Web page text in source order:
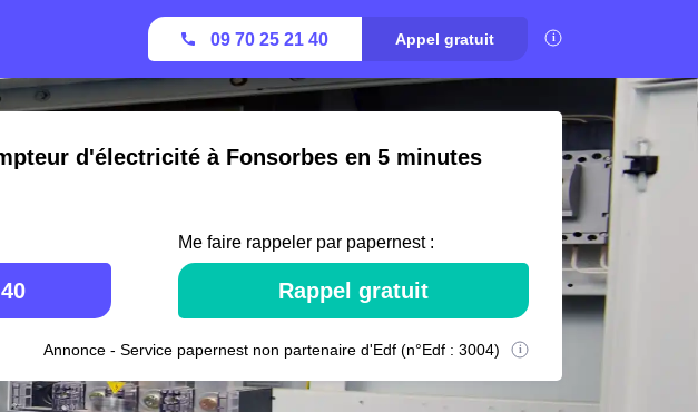
09 70 25 21 40 Appel gratuit
d'électricité à Fonsorbes en 5 minutes
Me faire rappeler par papernest :
Rappel gratuit
Annonce - Service papernest non partenaire d'Edf (n°Edf : 3004)